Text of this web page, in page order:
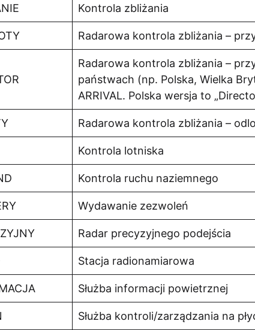
Kontrola zbliżania
Radarowa kontrola zbliżania –
Radarowa kontrola zbliżania –
państwach (np. Polska, Wielka
ARRIVAL. Polska wersja to
Radarowa kontrola zbliżania –
Kontrola lotniska
Kontrola ruchu naziemnego
Wydawanie zezwoleń
Radar precyzyjnego podejścia
Stacja radionamiarowa
Służba informacji powietrznej
Służba kontroli/zarządzania na